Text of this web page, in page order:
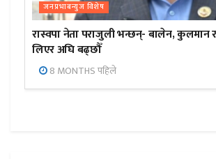
जनप्रभाबन्युज विशेष
रास्वपा नेता पराजुली भन्छन्- बालेन, कुलमान
लिएर अघि बढ्छौँ
8 MONTHS पहिले